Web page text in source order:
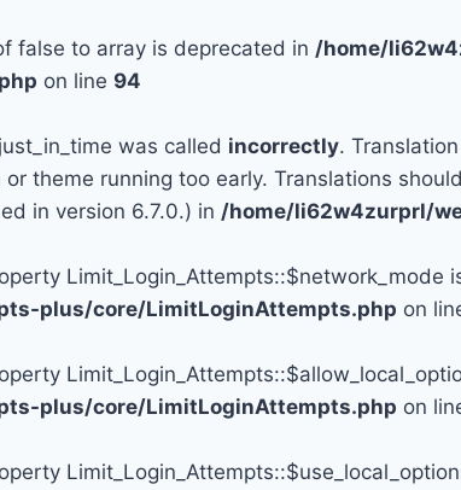
false to array is deprecated in /home/
on line 94
was called incorrectly.
theme running too early. Translations
in version 6.7.0.) in /home/li62w4zurprl/
Limit_Login_Attempts::$network_mode
plus/core/LimitLoginAttempts.php on
plus/core/LimitLoginAttempts.php on